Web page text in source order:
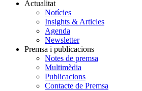
Actualitat
Notícies
Insights & Articles
Agenda
Newsletter
Premsa i publicacions
Notes de premsa
Multimèdia
Publicacions
Contacte de Premsa